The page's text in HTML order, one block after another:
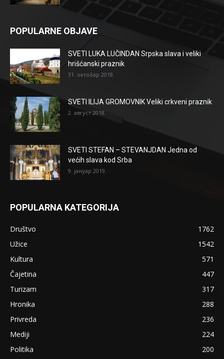
POPULARNE OBJAVE
SVETI LUKA LUČINDAN Srpska slava i veliki
hrišćanski praznik
31. октобар 2018.
SVETI ILIJA GROMOVNIK Veliki crkveni praznik
2. август 2018.
SVETI STEFAN – STEVANJDAN Jedna od
većih slava kod Srba
9. јануар 2019.
POPULARNA KATEGORIJA
Društvo
1762
Užice
1542
Kultura
571
Čajetina
447
Turizam
317
Hronika
288
Privreda
236
Mediji
224
Politika
200